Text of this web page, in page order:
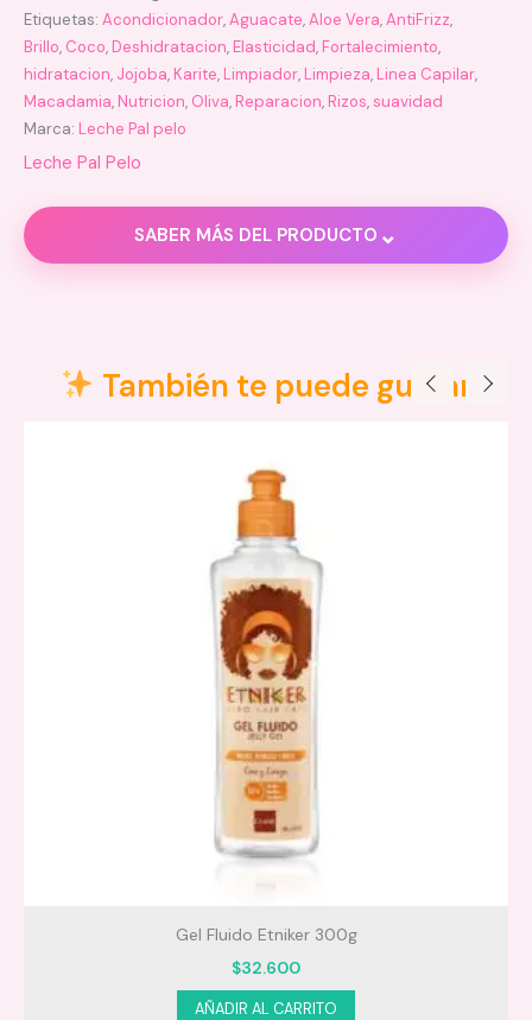
Etiquetas: Acondicionador,Aguacate,Aloe Vera,AntiFrizz,
Brillo, Coco, Deshidratacion, Elasticidad, Fortalecimiento,
hidratacion, Jojoba, Karite, Limpiador, Limpieza, Linea Capilar,
Macadamia, Nutricion, Oliva, Reparacion, Rizos,suavidad
Marca: Leche Pal pelo
Leche Pal Pelo
SABER MÁS DEL PRODUCTO ⌄
También te puede gustar
Gel Fluido Etniker 300g
$32.600
AÑADIR AL CARRITO